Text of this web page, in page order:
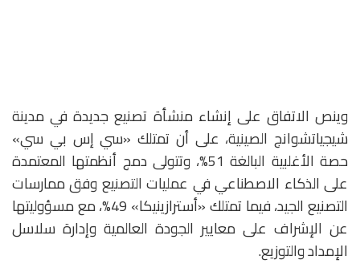
وينص الاتفاق على إنشاء منشأة تصنيع جديدة في مدينة
شيجياتشوانج الصينية، على أن تمتلك «سي إس بي سي»
حصة الأغلبية البالغة 51%، وتتولى دمج أنظمتها المعتمدة
على الذكاء الاصطناعي في عمليات التصنيع وفق ممارسات
التصنيع الجيد، فيما تمتلك «أسترازينيكا» 49%، مع مسؤوليتها
عن الإشراف على معايير الجودة العالمية وإدارة سلاسل
الإمداد والتوزيع.